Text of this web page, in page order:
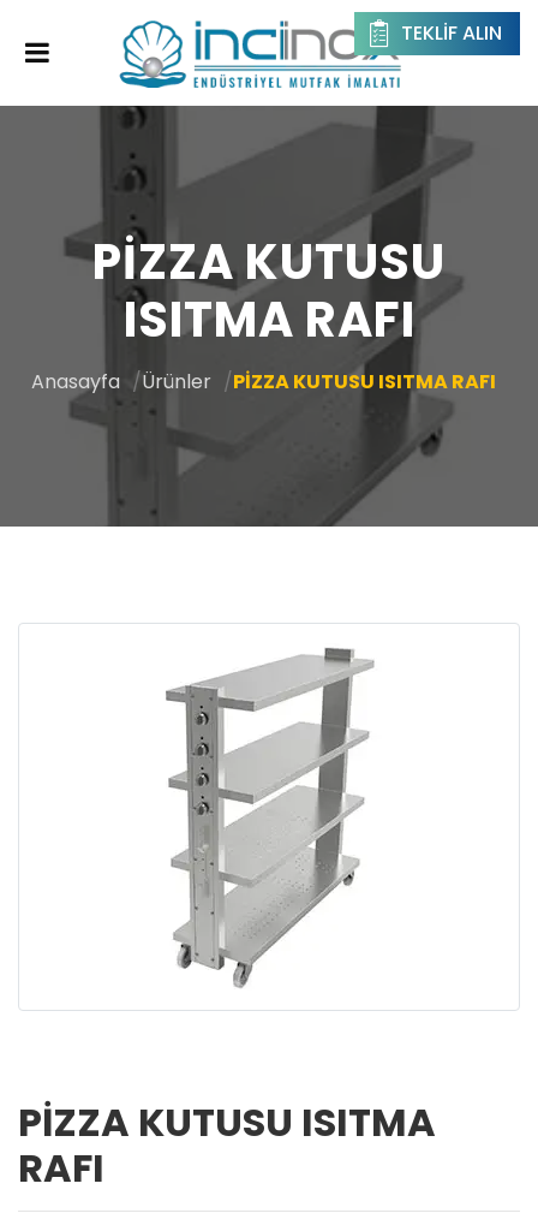
TEKLIF ALIN
PİZZA KUTUSU
ISITMA RAFI
Anasayfa Ürünler PİZZA KUTUSU ISITMA RAFI
PİZZA KUTUSU ISITMA
RAFI